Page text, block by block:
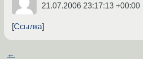
21.07.2006 23:17:13 +00:00
Ссылка
←